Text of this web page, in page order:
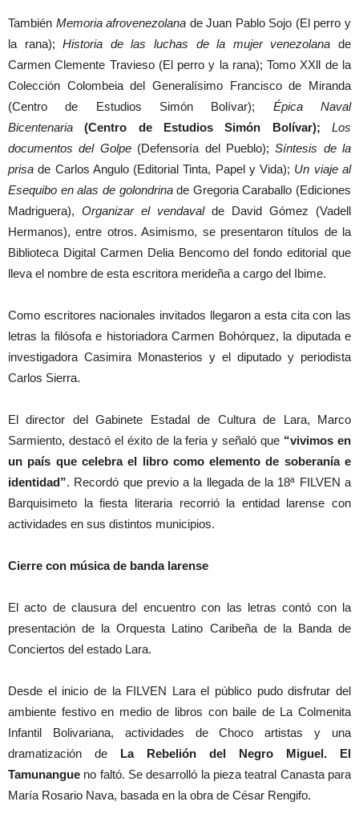
También Memoria afrovenezolana de Juan Pablo Sojo (El perro y
la rana);Historia de las luchas de la mujer venezolana de
Carmen Clemente Travieso (El perro y la rana); Tomo XXll de la
Colección Colombeia del Generalísimo Francisco de Miranda
(Centro de Estudios Simón Bolívar); Épica Naval
Bicentenaria
(Centro de Estudios Simón Bolívar);
Los
documentos del Golpe(Defensoría del Pueblo);Síntesis de la
prisa de Carlos Angulo (Editorial Tinta, Papel y Vida); Un viaje al
Esequibo en alas de golondrinade Gregoria Caraballo (Ediciones
Madriguera), Organizar el vendavalde David Gómez (Vadell
Hermanos), entre otros. Asimismo, se presentaron títulos de la
Biblioteca Digital Carmen Delia Bencomo del fondo editorial que
lleva el nombre de esta escritora merideña a cargo del Ibime.
Como escritores nacionales invitados llegaron a esta cita con las
letras la filósofa e historiadora Carmen Bohórquez, la diputada e
investigadora Casimira Monasterios y el diputado y periodista
Carlos Sierra.
El director del Gabinete Estadal de Cultura de Lara, Marco
Sarmiento, destacó el éxito de la feria y señaló que “vivimos en
un país que celebra el libro como elemento de soberanía e
identidad”. Recordó que previo a la llegada de la 18ª FILVEN a
Barquisimeto la fiesta literaria recorrió la entidad larense con
actividades en sus distintos municipios.
Cierre con música de banda larense
El acto de clausura del encuentro con las letras contó con la
presentación de la Orquesta Latino Caribeña de la Banda de
Conciertos del estado Lara.
Desde el inicio de la FILVEN Lara el público pudo disfrutar del
ambiente festivo en medio de libros con baile de La Colmenita
Infantil Bolivariana, actividades de Choco artistas y una
dramatización de La Rebelión del Negro Miguel. El
Tamunangue no faltó. Se desarrolló la pieza teatral Canasta para
María Rosario Nava, basada en la obra de César Rengifo.